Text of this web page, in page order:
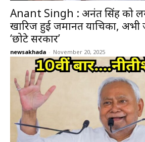
Anant Singh : अनंत सिंह को
खारिज हुई जमानत याचिका, अभी
‘छोटे सरकार’
newsakhada - November 20, 2025